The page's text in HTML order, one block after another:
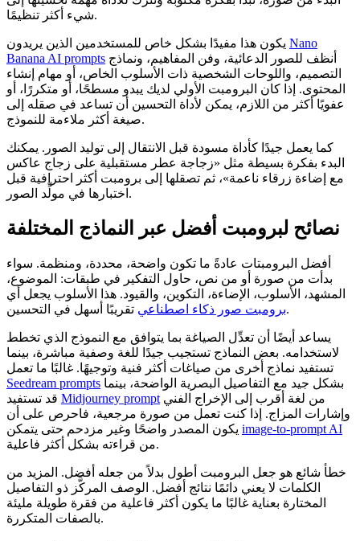
شيء أكثر تنظيمًا.
Nano
Banana AI prompts
التصميم، واللوحات الشخصية ذات الأسلوب الخاص، أو مهام إنشاء
المحتوى. إذا كان البرومبت الأولي لديك يبدو مسطحًا، أو متكررًا، أو
عفويًا أكثر من اللازم، يمكن لأداة التحسين أن تساعد في صقله إلى
صيغة أكثر ملاءمة للنموذج.
كما يعمل جيدًا كأداة مسودة قبل الانتقال إلى توليد الصور. يمكنك
البدء بفكرة بسيطة مثل «زجاجة عطر مستقبلية على زجاج عاكس
مع إضاءة زرقاء ناعمة»، ثم تصقلها إلى برومبت أكثر احترافية قبل
اختبارها في مولِّد الصور.
نصائح لبرومبت أفضل عبر النماذج المختلفة
أفضل البرومبتات عادةً ما تكون واضحة، محددة، ومنظمة. سواء
بدأت من صورة أو من نص، حاول التفكير في طبقات: الموضوع،
المشهد، الأسلوب، الإضاءة، التكوين، والقيود. هذا الأسلوب يجعل أي
برومبت صور ذكاء اصطناعيتقريبًا أسهل في التحسين.
يساعد أيضًا أن تعدِّل الصياغة بما يتوافق مع النموذج الذي تخطط
لاستخدامه. بعض النماذج تستجيب جيدًا للغة وصفية مباشرة، بينما
تستفيد نماذج أخرى من صياغات أكثر فنية وتوجيهًا. غالبًا ما تعمل
Seedream prompts
Midjourney prompt
وإشارات المزاج. إذا كنت تعمل من صورة مرجعية، فاحرص على أن
image-to-prompt AI
من قراءته بشكل أكثر فاعلية.
خطأ شائع هو جعل البرومبت أطول بدلاً من جعله أفضل. المزيد من
الكلمات لا يعني دائمًا نتائج أفضل. الوصف المركَّز ذو التفاصيل
المختارة بعناية غالبًا ما يكون أكثر فاعلية من فقرة طويلة مليئة
بالصفات المتكررة.